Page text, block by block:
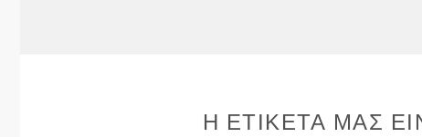
Η ΕΤΙΚΈΤΑ ΜΑΣ